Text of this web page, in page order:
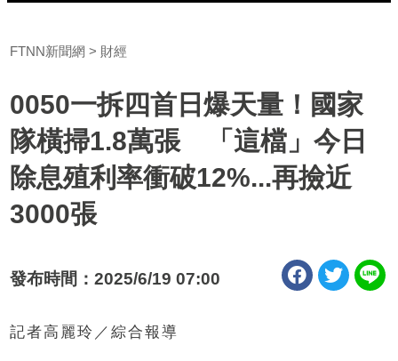
FTNN新聞網 財經
0050一拆四首日爆天量！國家
隊橫掃1.8萬張 「這檔」今日
除息殖利率衝破12%...再撿近
3000張
發布時間：2025/6/19 07:00
記者高麗玲／綜合報導